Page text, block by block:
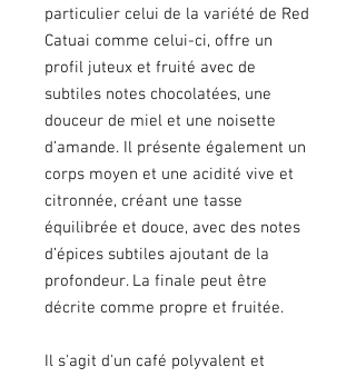
particulier celui de la variété de Red
Catuai comme celui-ci, offre un
profil juteux et fruité avec de
subtiles notes chocolatées, une
douceur de miel et une noisette
d’amande. Il présente également un
corps moyen et une acidité vive et
citronnée, créant une tasse
équilibrée et douce, avec des notes
d’épices subtiles ajoutant de la
profondeur. La finale peut être
décrite comme propre et fruitée.
Il s'agit d'un café polyvalent et